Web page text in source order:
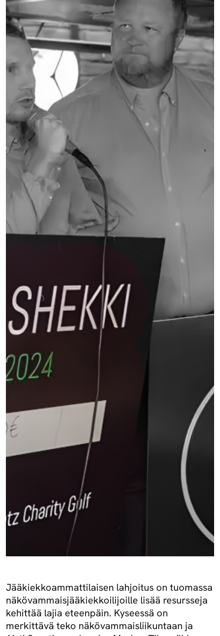
Jääkiekkoammattilaisen lahjoitus on tuomassa
näkövammaisjääkiekkoilijoille lisää resursseja
kehittää lajia eteenpäin. Kyseessä on
merkittävä teko näkövammaisliikuntaan ja